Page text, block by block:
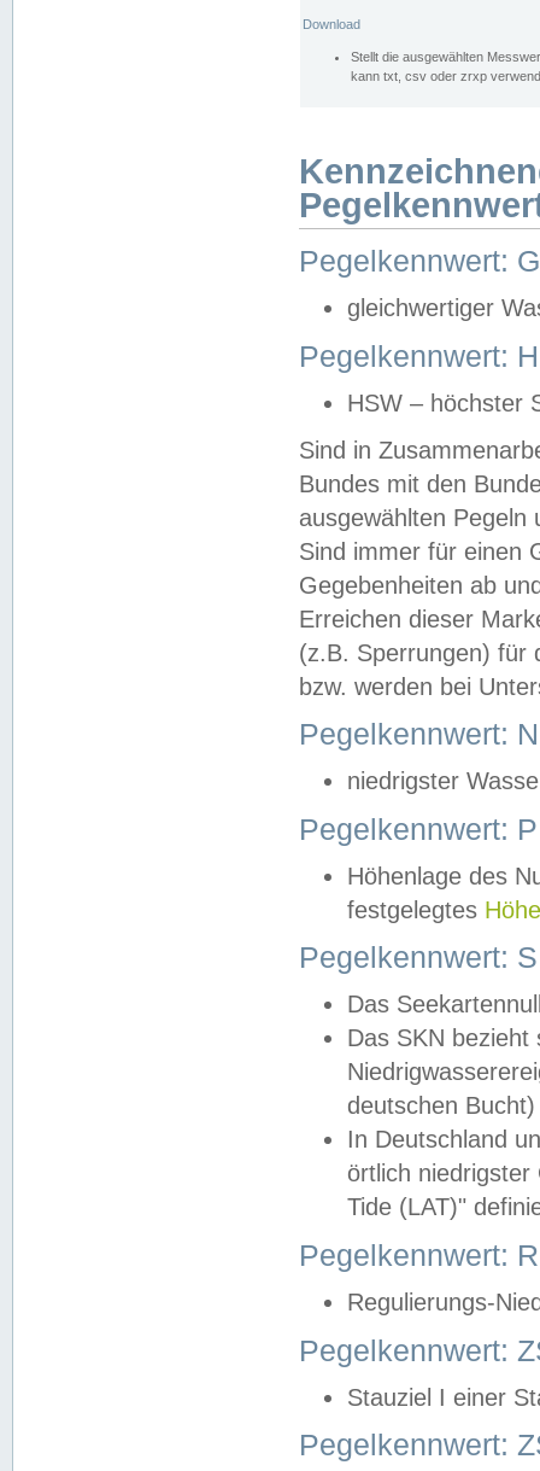
Download
Stellt die ausgewählten
kann txt, csv oder zrxp
Pegelkennwert:
gleichwertiger
Pegelkennwert:
HSW – höchster
Sind in
Bundes mit den
ausgewählten
Sind immer für einen
Gegebenheiten ab
Erreichen dieser
(z.B. Sperrungen) für
bzw. werden bei
Pegelkennwert:
niedrigster
Pegelkennwert:
Höhenlage des
festgelegtes
Pegelkennwert:
Das
Das SKN
deutschen
In Deutschland
örtlich
Tide (LAT)"
Pegelkennwert:
Regulierungs-
Pegelkennwert:
Stauziel I einer
Pegelkennwert: